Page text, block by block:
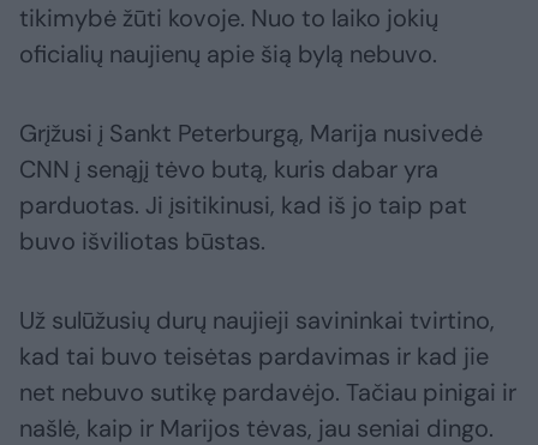
tikimybė žūti kovoje. Nuo to laiko jokių
oficialių naujienų apie šią bylą nebuvo.
Grįžusi į Sankt Peterburgą, Marija nusivedė
CNN į senąjį tėvo butą, kuris dabar yra
parduotas. Ji įsitikinusi, kad iš jo taip pat
buvo išviliotas būstas.
Už sulūžusių durų naujieji savininkai tvirtino,
kad tai buvo teisėtas pardavimas ir kad jie
net nebuvo sutikę pardavėjo. Tačiau pinigai ir
našlė, kaip ir Marijos tėvas, jau seniai dingo.